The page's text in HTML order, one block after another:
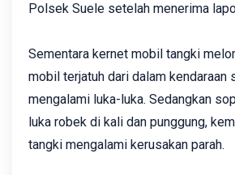
Polsek Suele setelah menerima
Sementara ‎kernet mobil tangki
mobil terjatuh dari dalam kendaraan
mengalami luka-luka. Sedangkan
luka robek di kali dan punggung,
tangki mengalami kerusakan parah.